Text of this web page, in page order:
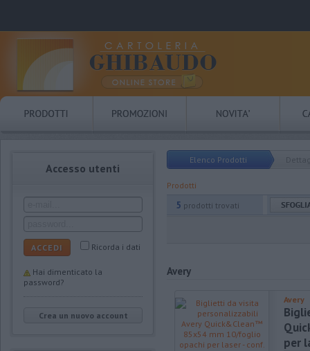
Accesso utenti
ACCEDI Ricorda i dati
Hai dimenticato la
password?
Crea un nuovo account
Elenco Prodotti
Prodotti
5 prodotti trovati
Avery
Avery
per